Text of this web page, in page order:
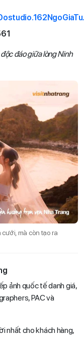
đáo giữa lòng Ninh
mà còn tạo ra
ảnh quốc tế danh giá,
PAC và
nhất cho khách hàng,